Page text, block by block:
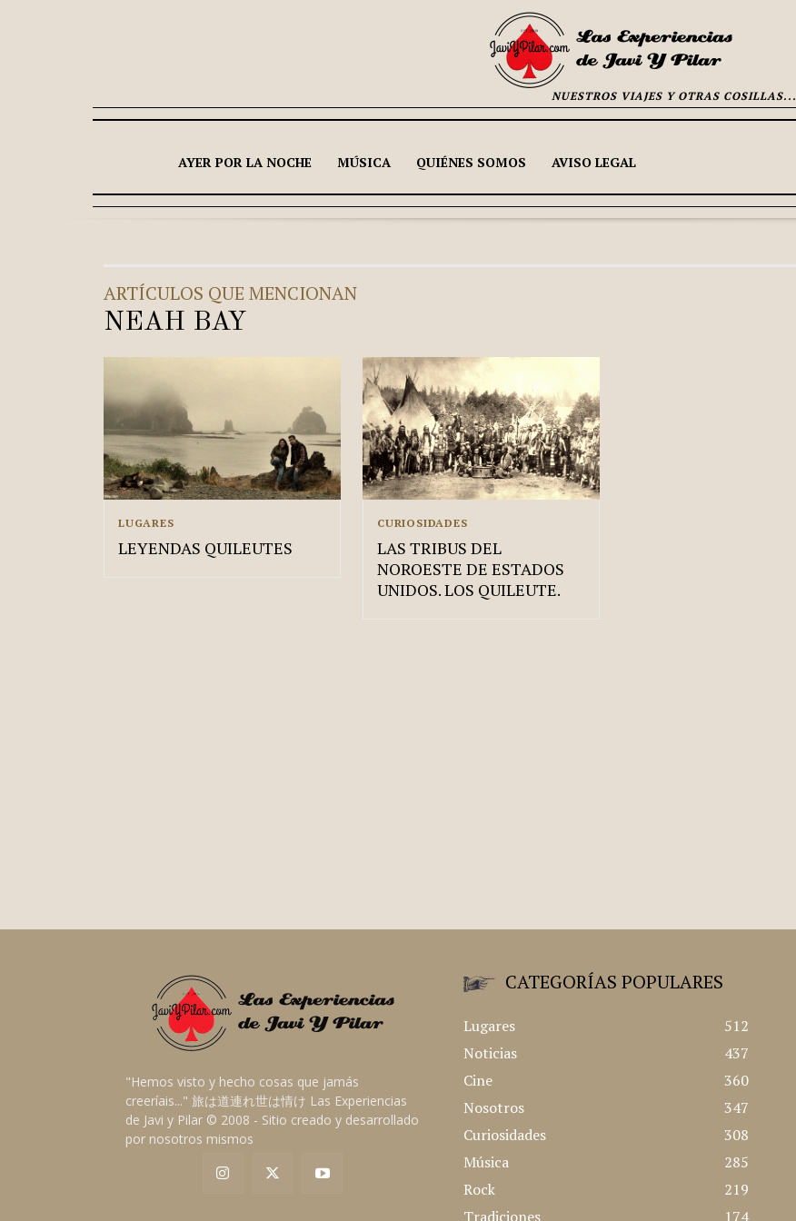
NUESTROS VIAJES Y OTRAS COSILLAS...
AYER POR LA NOCHE MÚSICA QUIÉNES SOMOS AVISO LEGAL
ARTÍCULOS QUE MENCIONAN
NEAH BAY
LUGARES
LEYENDAS QUILEUTES
CURIOSIDADES
LAS TRIBUS DEL
NOROESTE DE ESTADOS
UNIDOS. LOS QUILEUTE.
"Hemos visto y hecho cosas que jamás
creeríais..." 旅は道連れ世は情け Las Experiencias
de Javi y Pilar © 2008 - Sitio creado y desarrollado
por nosotros mismos
CATEGORÍAS POPULARES
Lugares
512
Noticias
437
Cine
360
Nosotros
347
Curiosidades
308
Música
285
Rock
219
Tradiciones
174